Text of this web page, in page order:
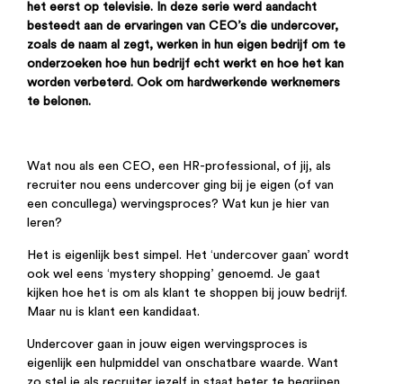
het eerst op televisie. In deze serie werd aandacht
besteedt aan de ervaringen van CEO’s die undercover,
zoals de naam al zegt, werken in hun eigen bedrijf om te
onderzoeken hoe hun bedrijf echt werkt en hoe het kan
worden verbeterd. Ook om hardwerkende werknemers
te belonen.
Wat nou als een CEO, een HR-professional, of jij, als
recruiter nou eens undercover ging bij je eigen (of van
een concullega) wervingsproces? Wat kun je hier van
leren?
Het is eigenlijk best simpel. Het ‘undercover gaan’ wordt
ook wel eens ‘mystery shopping’ genoemd. Je gaat
kijken hoe het is om als klant te shoppen bij jouw bedrijf.
Maar nu is klant een kandidaat.
Undercover gaan in jouw eigen wervingsproces is
eigenlijk een hulpmiddel van onschatbare waarde. Want